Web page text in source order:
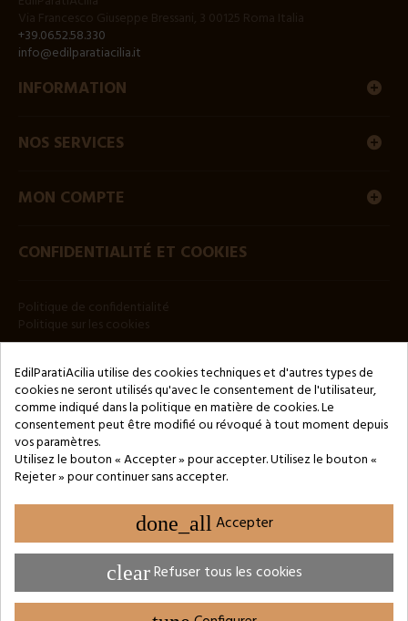
+39.06.52.58.330
info@edilparatiacilia.it
INFORMATION
NOS SERVICES
MON COMPTE
CONFIDENTIALITÉ ET COOKIES
Copyright © 2024 by 3Enne s.r.l.s. P.IVA/C.F.: 13466181008
Numéro d'enregistrement REA : RM-1449325 - Registre du
Commerce de Rome
Website Developed by M.Borzacchini - TestSide
EdilParatiAcilia utilise des cookies techniques et d'autres types de
cookies ne seront utilisés qu'avec le consentement de l'utilisateur,
comme indiqué dans la politique en matière de cookies. Le
consentement peut être modifié ou révoqué à tout moment depuis
vos paramètres.
Utilisez le bouton « Accepter » pour accepter. Utilisez le bouton «
Rejeter » pour continuer sans accepter.
done_all Accepter
clearRefuser tous les cookies